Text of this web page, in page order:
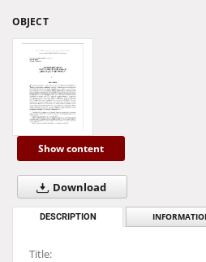
OBJECT
Show content
Download
DESCRIPTION
Title: